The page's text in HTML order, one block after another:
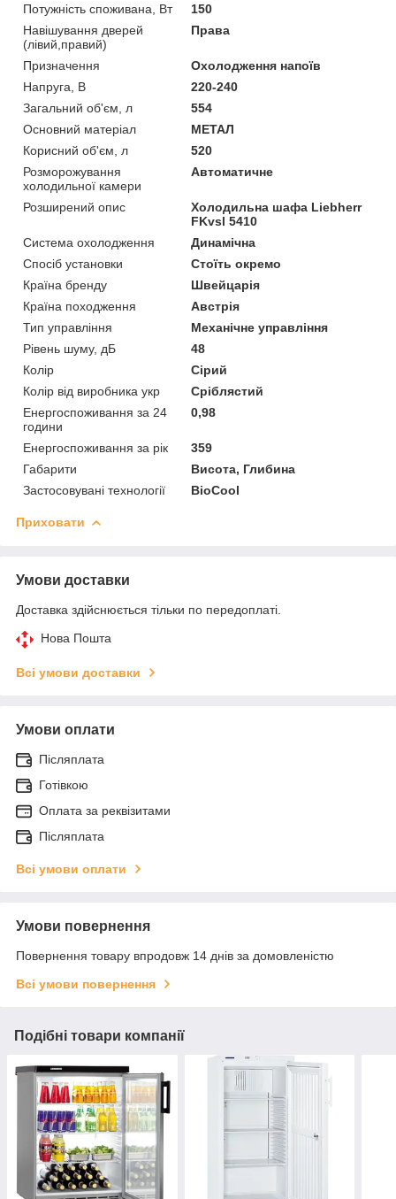
Потужність споживана, Вт
150
Навішування дверей
(лівий,правий)
Права
Призначення
Охолодження напоїв
Напруга, В
220-240
Загальний об'єм, л
554
Основний матеріал
МЕТАЛ
Корисний об'єм, л
520
Розморожування
холодильної камери
Автоматичне
Розширений опис
Холодильна шафа Liebherr
FKvsl 5410
Система охолодження
Динамічна
Спосіб установки
Стоїть окремо
Країна бренду
Швейцарія
Країна походження
Австрія
Тип управління
Механічне управління
Рівень шуму, дБ
48
Колір
Сірий
Колір від виробника укр
Сріблястий
Енергоспоживання за 24
години
0,98
Енергоспоживання за рік
359
Габарити
Висота, Глибина
Застосовувані технології
BioCool
Приховати
Умови доставки
Доставка здійснюється тільки по передоплаті.
Нова Пошта
Всі умови доставки
Умови оплати
Післяплата
Готівкою
Оплата за реквізитами
Післяплата
Всі умови оплати
Умови повернення
Повернення товару впродовж 14 днів за домовленістю
Всі умови повернення
Подібні товари компанії